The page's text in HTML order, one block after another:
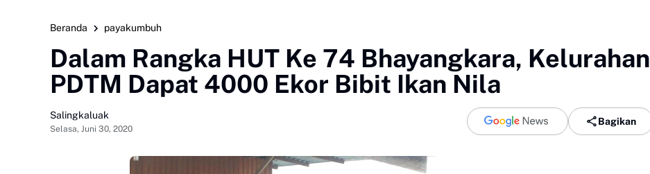
Beranda payakumbuh
Dalam Rangka HUT Ke 74 Bhayangkara, Kelurahan
PDTM Dapat 4000 Ekor Bibit Ikan Nila
Salingkaluak
Selasa, Juni 30, 2020
Bagikan